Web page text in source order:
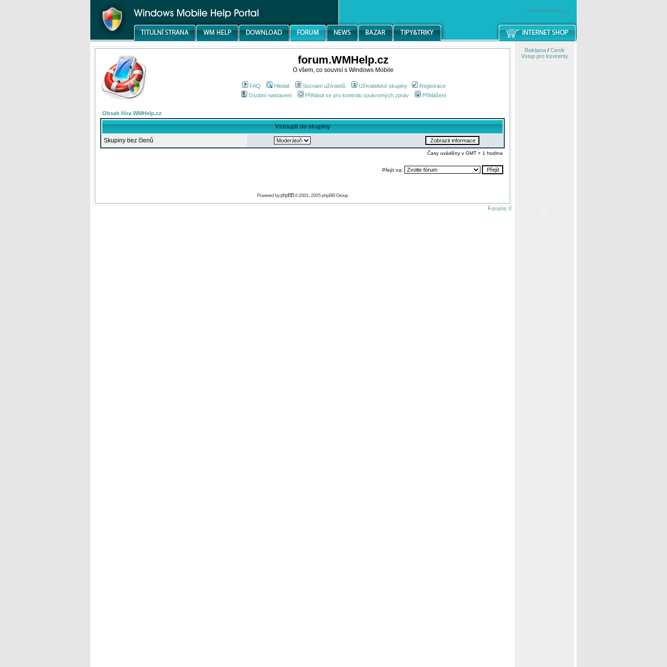
windowsmobile.cz
forum.WMHelp.cz
O všem, co souvisí s Windows Mobile
FAQ Hledat Seznam uživatelů Uživatelské skupiny
Registrace
Osobní nastavení
Přihlásit se pro kontrolu soukromých zpráv Přihlášení
Obsah fóra WMHelp.cz
Vstoupit do skupiny
Skupiny bez členů
Časy uváděny v GMT + 1 hodina
Přejít na:
Powered byphpBB© 2001, 2005 phpBB Group
Forums ©
Reklama/ Ceník
Vstup pro inzerenty